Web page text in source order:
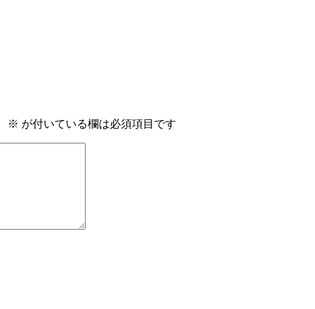
※ が付いている欄は必須項目です